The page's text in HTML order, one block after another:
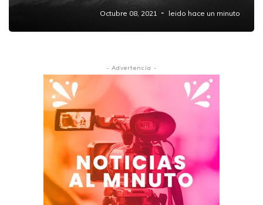
Octubre 08, 2021 leido hace un minuto
- Advertencia -